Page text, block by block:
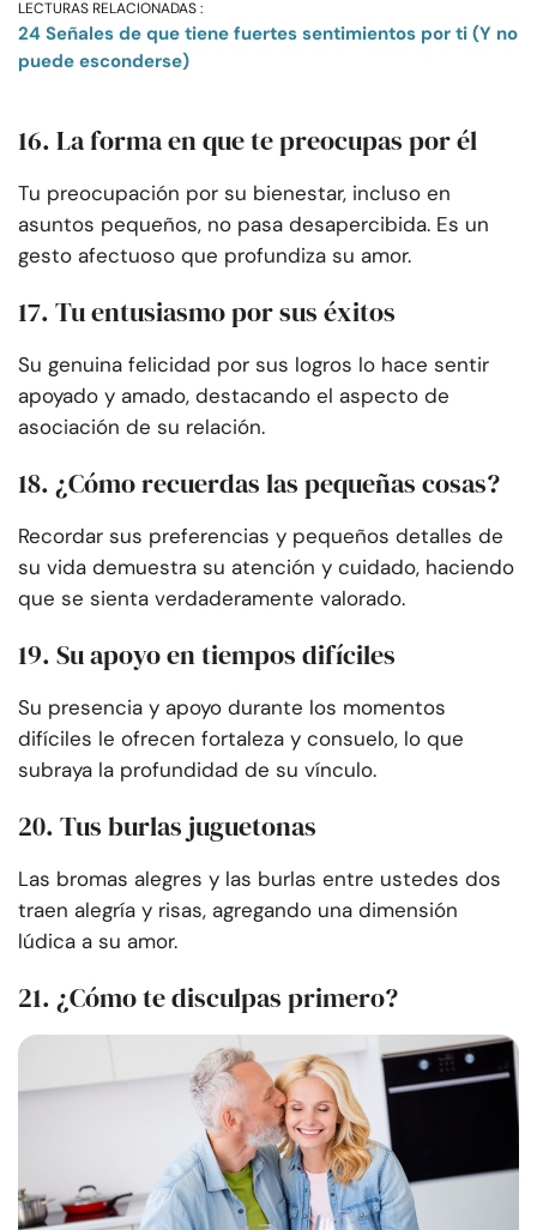
LECTURAS RELACIONADAS :
24 Señales de que tiene fuertes sentimientos por ti (Y no
puede esconderse)
16. La forma en que te preocupas por él
Tu preocupación por su bienestar, incluso en
asuntos pequeños, no pasa desapercibida. Es un
gesto afectuoso que profundiza su amor.
17. Tu entusiasmo por sus éxitos
Su genuina felicidad por sus logros lo hace sentir
apoyado y amado, destacando el aspecto de
asociación de su relación.
18. ¿Cómo recuerdas las pequeñas cosas?
Recordar sus preferencias y pequeños detalles de
su vida demuestra su atención y cuidado, haciendo
que se sienta verdaderamente valorado.
19. Su apoyo en tiempos difíciles
Su presencia y apoyo durante los momentos
difíciles le ofrecen fortaleza y consuelo, lo que
subraya la profundidad de su vínculo.
20. Tus burlas juguetonas
Las bromas alegres y las burlas entre ustedes dos
traen alegría y risas, agregando una dimensión
lúdica a su amor.
21. ¿Cómo te disculpas primero?